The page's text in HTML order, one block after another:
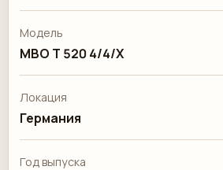
Модель
MBO T 520 4/4/X
Локация
Германия
Год выпуска